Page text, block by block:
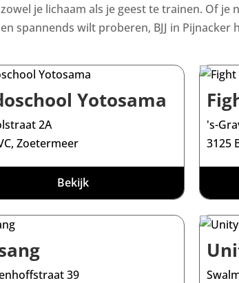
je lichaam als je geest te trainen. Of
spannends wilt proberen, BJJ in Pijnacker
Yotosama
2A
Zoetermeer
Bekijk
's-
3125
39